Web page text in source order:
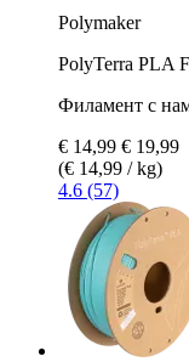
Polymaker
PolyTerra PLA
Филамент с
€ 14,99 € 19,99
(€ 14,99 / kg)
4.6 (57)